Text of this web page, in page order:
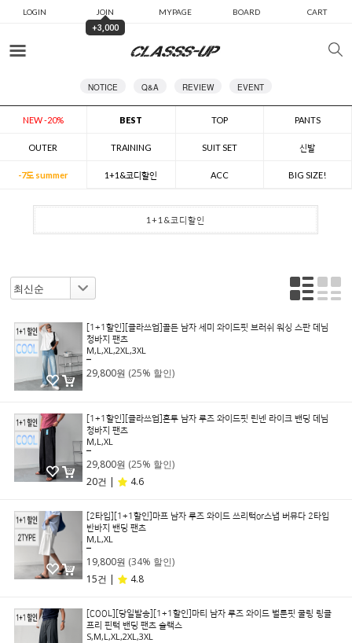
LOGIN JOIN MYPAGE BOARD CART
+3,000
NOTICE Q&A REVIEW EVENT
NEW -20% BEST TOP PANTS
OUTER TRAINING SUIT SET 신발
-7도 summer 1+1&코디할인 ACC BIG SIZE!
1+1&코디할인
[1+1할인][클라쓰업]골든 남자 세미 와이드핏 브러쉬 워싱 스판 데님
청바지 팬츠
M,L,XL,2XL,3XL
29,800원 (25% 할인)
[1+1할인][클라쓰업]혼투 남자 루즈 와이드핏 린넨 라이크 밴딩 데님
청바지 팬츠
M,L,XL
29,800원 (25% 할인)
20건 |
4.6
[2타입][1+1할인]마프 남자 루즈 와이드 쓰리턱or스냅 버뮤다 2타입
반바지 밴딩 팬츠
M,L,XL
19,800원 (34% 할인)
15건 |
4.8
[COOL][당일발송][1+1할인]마티 남자 루즈 와이드 벌룬핏 쿨링 링클
프리 핀턱 밴딩 팬츠 슬랙스
S,M,L,XL,2XL,3XL